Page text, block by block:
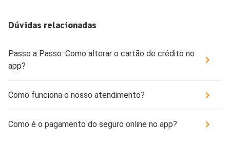
Dúvidas relacionadas
Passo a Passo: Como alterar o cartão de crédito no
app?
Como funciona o nosso atendimento?
Como é o pagamento do seguro online no app?